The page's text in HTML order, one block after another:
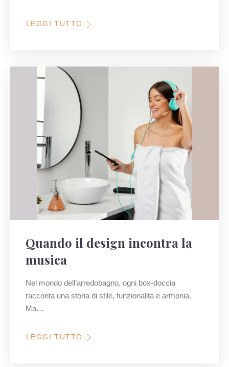
LEGGI TUTTO
Quando il design incontra la
musica
Nel mondo dell’arredobagno, ogni box-doccia
racconta una storia di stile, funzionalità e armonia.
Ma…
LEGGI TUTTO